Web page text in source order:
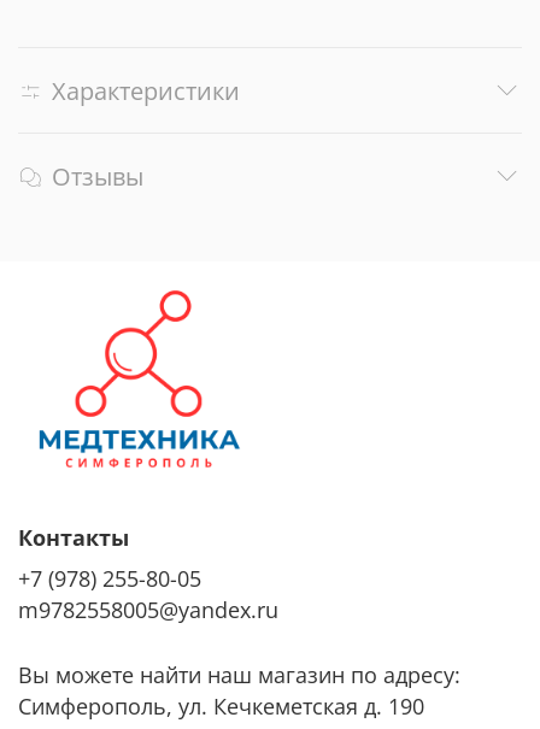
Характеристики
Отзывы
Контакты
+7 (978) 255-80-05
m9782558005@yandex.ru
Вы можете найти наш магазин по адресу:
Симферополь, ул. Кечкеметская д. 190